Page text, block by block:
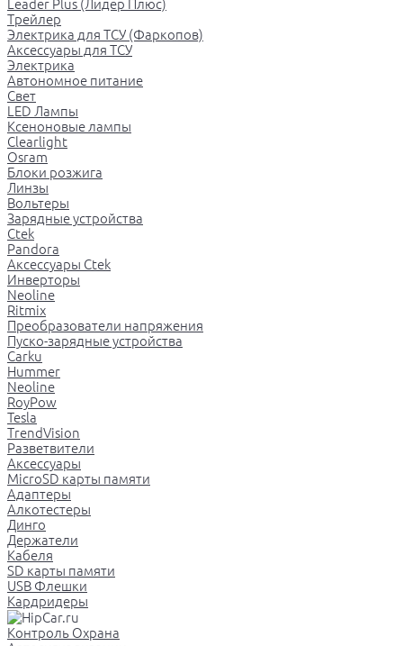
Leader Plus (Лидер Плюс)
Трейлер
Электрика для ТСУ (Фаркопов)
Аксессуары для ТСУ
Электрика
Автономное питание
Свет
LED Лампы
Ксеноновые лампы
Clearlight
Osram
Блоки розжига
Линзы
Вольтеры
Зарядные устройства
Ctek
Pandora
Аксессуары Ctek
Инверторы
Neoline
Ritmix
Преобразователи напряжения
Пуско-зарядные устройства
Carku
Hummer
Neoline
RoyPow
Tesla
TrendVision
Разветвители
Аксессуары
MicroSD карты памяти
Адаптеры
Алкотестеры
Динго
Держатели
Кабеля
SD карты памяти
USB Флешки
Кардридеры
Контроль Охрана